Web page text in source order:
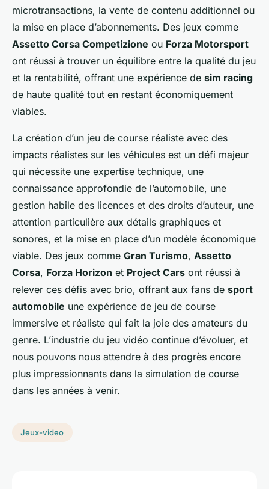
microtransactions, la vente de contenu additionnel ou
la mise en place d’abonnements. Des jeux comme
Assetto Corsa Competizione ou Forza Motorsport
ont réussi à trouver un équilibre entre la qualité du jeu
et la rentabilité, offrant une expérience de sim racing
de haute qualité tout en restant économiquement
viables.
La création d’un jeu de course réaliste avec des
impacts réalistes sur les véhicules est un défi majeur
qui nécessite une expertise technique, une
connaissance approfondie de l’automobile, une
gestion habile des licences et des droits d’auteur, une
attention particulière aux détails graphiques et
sonores, et la mise en place d’un modèle économique
viable. Des jeux comme Gran Turismo, Assetto
Corsa, Forza Horizon et Project Cars ont réussi à
relever ces défis avec brio, offrant aux fans de sport
automobile une expérience de jeu de course
immersive et réaliste qui fait la joie des amateurs du
genre. L’industrie du jeu vidéo continue d’évoluer, et
nous pouvons nous attendre à des progrès encore
plus impressionnants dans la simulation de course
dans les années à venir.
Jeux-video